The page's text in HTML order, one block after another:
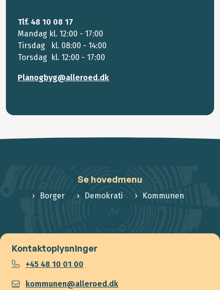
Tlf. 48 10 08 17
Mandag kl. 12:00 - 17:00
Tirsdag kl. 08:00 - 14:00
Torsdag kl. 12:00 - 17:00
Planogbyg@alleroed.dk
Se hovedmenu
Borger Demokrati Kommunen
Kontaktoplysninger
+45 48 10 01 00
kommunen@alleroed.dk